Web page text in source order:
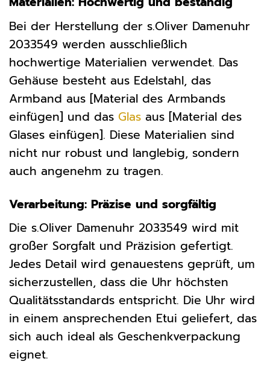
Bei der Herstellung der s.Oliver Damenuhr
2033549 werden ausschließlich
hochwertige Materialien verwendet. Das
Gehäuse besteht aus Edelstahl, das
Armband aus [Material des Armbands
einfügen] und das Glas aus [Material des
Glases einfügen]. Diese Materialien sind
nicht nur robust und langlebig, sondern
auch angenehm zu tragen.
Verarbeitung: Präzise und sorgfältig
Die s.Oliver Damenuhr 2033549 wird mit
großer Sorgfalt und Präzision gefertigt.
Jedes Detail wird genauestens geprüft, um
sicherzustellen, dass die Uhr höchsten
Qualitätsstandards entspricht. Die Uhr wird
in einem ansprechenden Etui geliefert, das
sich auch ideal als Geschenkverpackung
eignet.